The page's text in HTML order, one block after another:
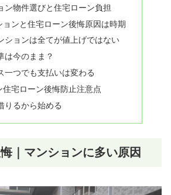
ン物件選びと住宅ローン負担
ョンと住宅ローン後悔原因は時期
ションは全てが値上げではない
は今のまま？
一つでも支払いは変わる
住宅ローン後悔防止注意点
りるから始める
｜マンションに多い原因